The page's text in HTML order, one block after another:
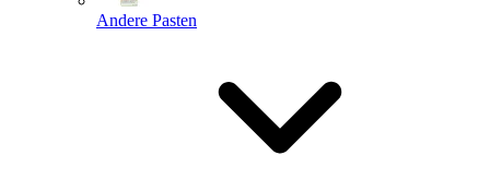
Andere Pasten